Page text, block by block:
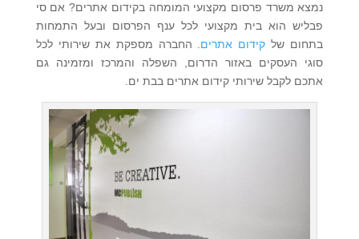
נמצא משרד פרסום מקצועי המומחה בקידום אתרים? אם סי
פבליש הוא בית מקצועי לכל ענף הפרסום ובעל התמחות
בתחום של קידום אתרים . החברה מספקת את שירותי לכל
סוגי העסקים באזור הדרום, השפלה והמרכז ומזמינה גם
אתכם לקבל שירותי קידום אתרים בבת ים.